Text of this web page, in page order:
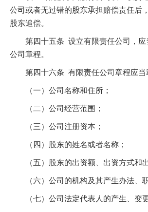
公司或者无过错的股东承担赔偿责任后
股东追偿。
第四十五条 设立有限责任公司，应
公司章程。
第四十六条 有限责任公司章程应当
（一）公司名称和住所；
（二）公司经营范围；
（三）公司注册资本；
（四）股东的姓名或者名称；
（五）股东的出资额、出资方式和出
（六）公司的机构及其产生办法、职
（七）公司法定代表人的产生、变更